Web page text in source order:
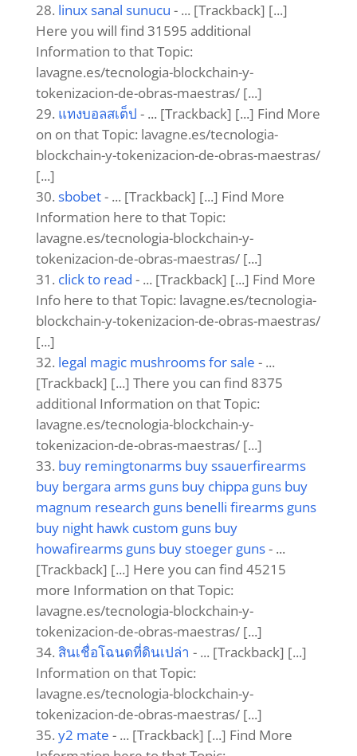
linux sanal sunucu - ... [Trackback] [...]
Here you will find 31595 additional
Information to that Topic:
lavagne.es/tecnologia-blockchain-y-
tokenizacion-de-obras-maestras/ [...]
แทงบอลสเต็ป - ... [Trackback] [...] Find More
on on that Topic: lavagne.es/tecnologia-
blockchain-y-tokenizacion-de-obras-maestras/
[...]
sbobet- ... [Trackback] [...] Find More
Information here to that Topic:
lavagne.es/tecnologia-blockchain-y-
tokenizacion-de-obras-maestras/ [...]
click to read - ... [Trackback] [...] Find More
Info here to that Topic: lavagne.es/tecnologia-
blockchain-y-tokenizacion-de-obras-maestras/
[...]
legal magic mushrooms for sale​ - ...
[Trackback] [...] There you can find 8375
additional Information on that Topic:
lavagne.es/tecnologia-blockchain-y-
tokenizacion-de-obras-maestras/ [...]
buy remingtonarms buy ssauerfirearms
buy bergara arms guns buy chippa guns buy
magnum research guns benelli firearms guns
buy night hawk custom guns buy
howafirearms guns buy stoeger guns- ...
[Trackback] [...] Here you can find 45215
more Information on that Topic:
lavagne.es/tecnologia-blockchain-y-
tokenizacion-de-obras-maestras/ [...]
สินเชื่อโฉนดที่ดินเปล่า - ... [Trackback] [...]
Information on that Topic:
lavagne.es/tecnologia-blockchain-y-
tokenizacion-de-obras-maestras/ [...]
y2 mate - ... [Trackback] [...] Find More